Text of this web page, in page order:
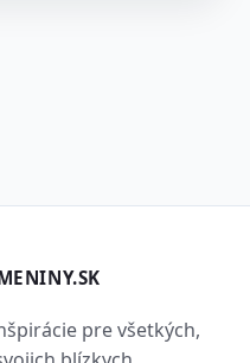
pre všetkých,